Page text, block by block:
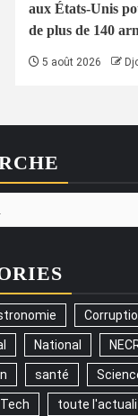
aux États-Unis
de plus de 140
5 août 2026
National
santé
Tech toute